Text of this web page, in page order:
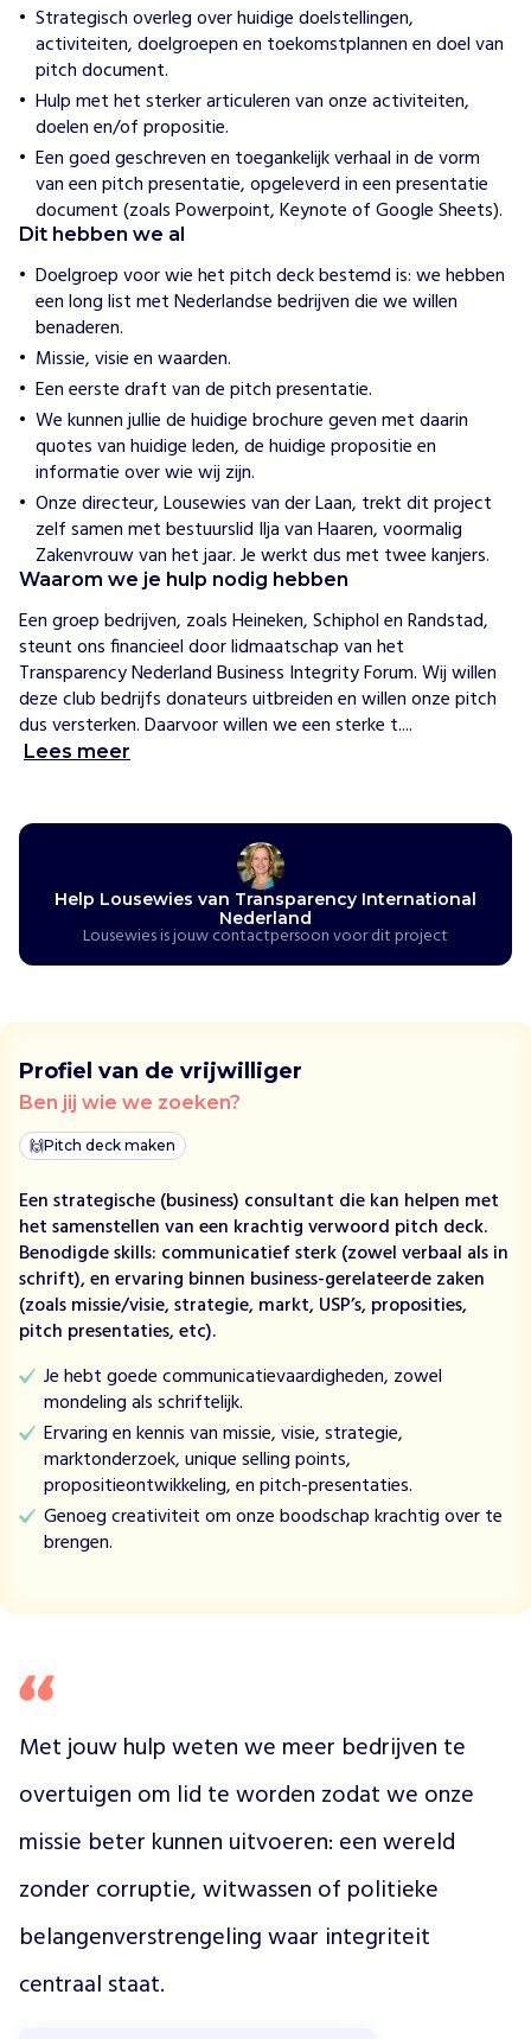
t
o
n
a
l
N
e
e
r
l
n
d
H
e
w
i
j
h
e
l
p
e
n
e
t
i
s
o
n
e
e
e
e
i
n
d
t
e
m
a
k
e
a
a
n
c
o
e
,
i
w
a
s
s
n
n
Strategisch overleg over huidige doelstellingen,
activiteiten, doelgroepen en toekomstplannen en doel van
pitch document.
Hulp met het sterker articuleren van onze activiteiten,
doelen en/of propositie.
Een goed geschreven en toegankelijk verhaal in de vorm
van een pitch presentatie, opgeleverd in een presentatie
document (zoals Powerpoint, Keynote of Google Sheets).
Dit hebben we al
Doelgroep voor wie het pitch deck bestemd is: we hebben
een long list met Nederlandse bedrijven die we willen
benaderen.
Missie, visie en waarden.
Een eerste draft van de pitch presentatie.
We kunnen jullie de huidige brochure geven met daarin
quotes van huidige leden, de huidige propositie en
informatie over wie wij zijn.
Onze directeur, Lousewies van der Laan, trekt dit project
zelf samen met bestuurslid Ilja van Haaren, voormalig
Zakenvrouw van het jaar. Je werkt dus met twee kanjers.
Waarom we je hulp nodig hebben
Een groep bedrijven, zoals Heineken, Schiphol en Randstad,
steunt ons financieel door lidmaatschap van het
Transparency Nederland Business Integrity Forum. Wij willen
deze club bedrijfs donateurs uitbreiden en willen onze pitch
dus versterken. Daarvoor willen we een sterke t....
Lees meer
Help Lousewies van Transparency International
Nederland
Lousewies is jouw contactpersoon voor dit project
Profiel van de vrijwilliger
Ben jij wie we zoeken?
🙌Pitch deck maken
Een strategische (business) consultant die kan helpen met
het samenstellen van een krachtig verwoord pitch deck.
Benodigde skills: communicatief sterk (zowel verbaal als in
schrift), en ervaring binnen business-gerelateerde zaken
(zoals missie/visie, strategie, markt, USP’s, proposities,
pitch presentaties, etc).
Je hebt goede communicatievaardigheden, zowel
mondeling als schriftelijk.
Ervaring en kennis van missie, visie, strategie,
marktonderzoek, unique selling points,
propositieontwikkeling, en pitch-presentaties.
Genoeg creativiteit om onze boodschap krachtig over te
brengen.
Met jouw hulp weten we meer bedrijven te
overtuigen om lid te worden zodat we onze
missie beter kunnen uitvoeren: een wereld
zonder corruptie, witwassen of politieke
belangenverstrengeling waar integriteit
centraal staat.